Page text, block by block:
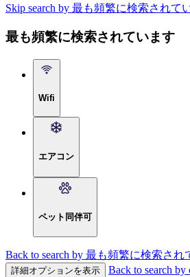
Skip search by 最も頻繁に検索されて
最も頻繁に検索されています
Wifi
エアコン
ペット同伴可
Back to search by 最も頻繁に検索され
詳細オプションを表示 Back to search by